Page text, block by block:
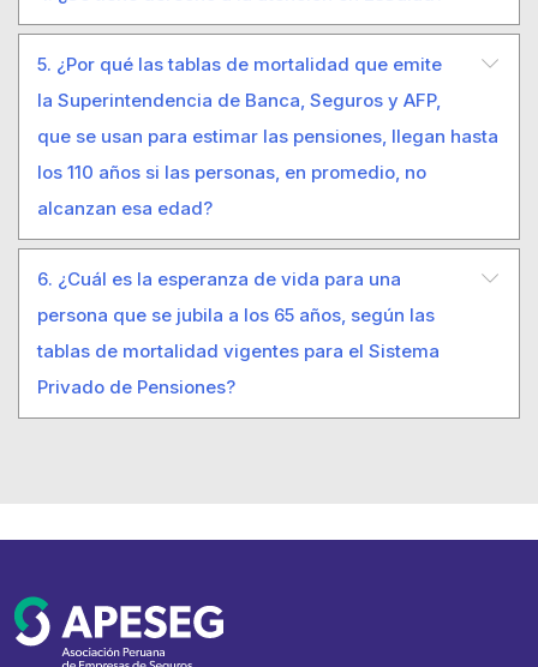
5. ¿Por qué las tablas de mortalidad que emite
la Superintendencia de Banca, Seguros y AFP,
que se usan para estimar las pensiones, llegan hasta
los 110 años si las personas, en promedio, no
alcanzan esa edad?
6. ¿Cuál es la esperanza de vida para una
persona que se jubila a los 65 años, según las
tablas de mortalidad vigentes para el Sistema
Privado de Pensiones?